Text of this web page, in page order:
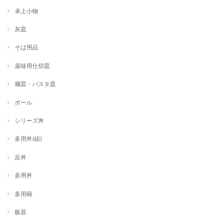
卓上小物
灰皿
そば用品
薬味用仕切皿
麺皿・パスタ皿
ボール
シリーズ丼
多用丼(組)
反丼
多用丼
多用碗
飯器